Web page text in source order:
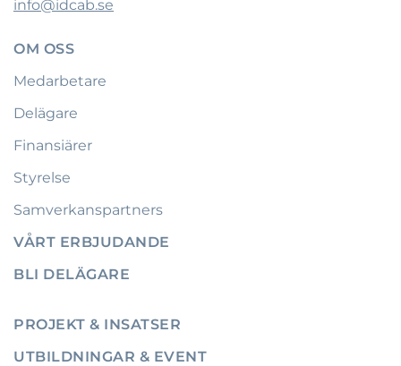
info@idcab.se
OM OSS
Medarbetare
Delägare
Finansiärer
Styrelse
Samverkanspartners
VÅRT ERBJUDANDE
BLI DELÄGARE
PROJEKT & INSATSER
UTBILDNINGAR & EVENT